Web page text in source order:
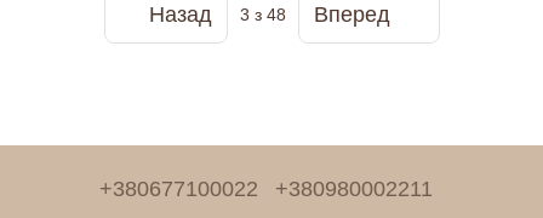
Назад 3 з 48 Вперед
+380677100022 +380980002211